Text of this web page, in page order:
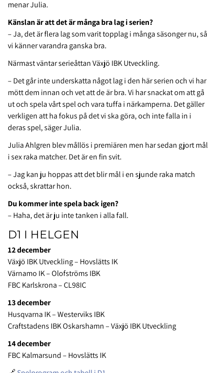
menar Julia.
Känslan är att det är många bra lag i serien?
– Ja, det är flera lag som varit topplag i många säsonger nu, så
vi känner varandra ganska bra.
Närmast väntar serieåttan Växjö IBK Utveckling.
– Det går inte underskatta något lag i den här serien och vi har
mött dem innan och vet att de är bra. Vi har snackat om att gå
ut och spela vårt spel och vara tuffa i närkamperna. Det gäller
verkligen att ha fokus på det vi ska göra, och inte falla in i
deras spel, säger Julia.
Julia Ahlgren blev mållös i premiären men har sedan gjort mål
i sex raka matcher. Det är en fin svit.
– Jag kan ju hoppas att det blir mål i en sjunde raka match
också, skrattar hon.
Du kommer inte spela back igen?
– Haha, det är ju inte tanken i alla fall.
D1 I HELGEN
12 december
Växjö IBK Utveckling – Hovslätts IK
Värnamo IK – Olofströms IBK
FBC Karlskrona – CL98IC
13 december
Husqvarna IK – Westerviks IBK
Craftstadens IBK Oskarshamn – Växjö IBK Utveckling
14 december
FBC Kalmarsund – Hovslätts IK